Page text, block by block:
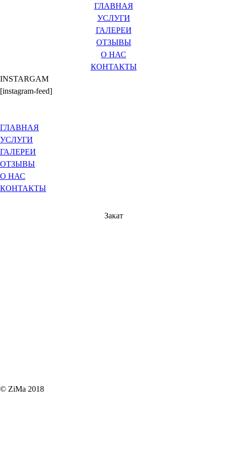
ГЛАВНАЯ
УСЛУГИ
ГАЛЕРЕИ
ОТЗЫВЫ
О НАС
КОНТАКТЫ
INSTARGAM
[instagram-feed]
ГЛАВНАЯ
УСЛУГИ
ГАЛЕРЕИ
ОТЗЫВЫ
О НАС
КОНТАКТЫ
Закат
© ZiMa 2018